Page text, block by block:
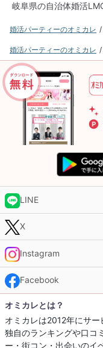
岐阜県の自治体婚活
婚活パーティーのオミカレ
婚活パーティーのオミカレ
LINE
X
Instagram
Facebook
オミカレとは？
オミカレは2012年にサー
独自のランキングや口コ
ー・街コン・出会いのイ